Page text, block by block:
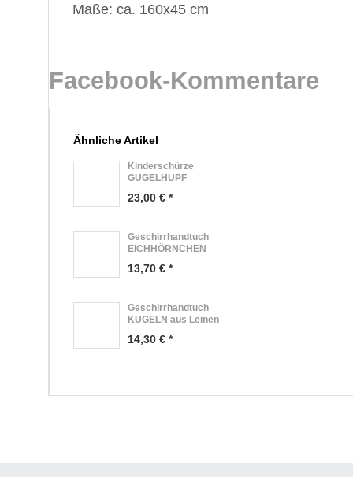
Maße: ca. 160x45 cm
Facebook-Kommentare
Ähnliche Artikel
Kinderschürze
GUGELHUPF
23,00 € *
Geschirrhandtuch
EICHHÖRNCHEN
13,70 € *
Geschirrhandtuch
KUGELN aus Leinen
14,30 € *